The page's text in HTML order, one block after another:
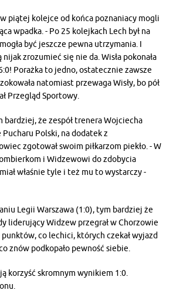
piątej kolejce od końca poznaniacy mogli
wpadka. - Po 25 kolejkach Lech był na
być jeszcze pewna utrzymania. I
zrozumieć się nie da. Wisła pokonała
Porażka to jedno, ostatecznie zawsze
natomiast przewaga Wisły, bo pół
Przegląd Sportowy.
bardziej, że zespół trenera Wojciecha
Polski, na dodatek z
zgotował swoim piłkarzom piekło. - W
i Widzewowi do zdobycia
właśnie tyle i też mu to wystarczy -
Legii Warszawa (1:0), tym bardziej że
liderujący Widzew przegrał w Chorzowie
co lechici, których czekał wyjazd
znów podkopało pewność siebie.
korzyść skromnym wynikiem 1:0.